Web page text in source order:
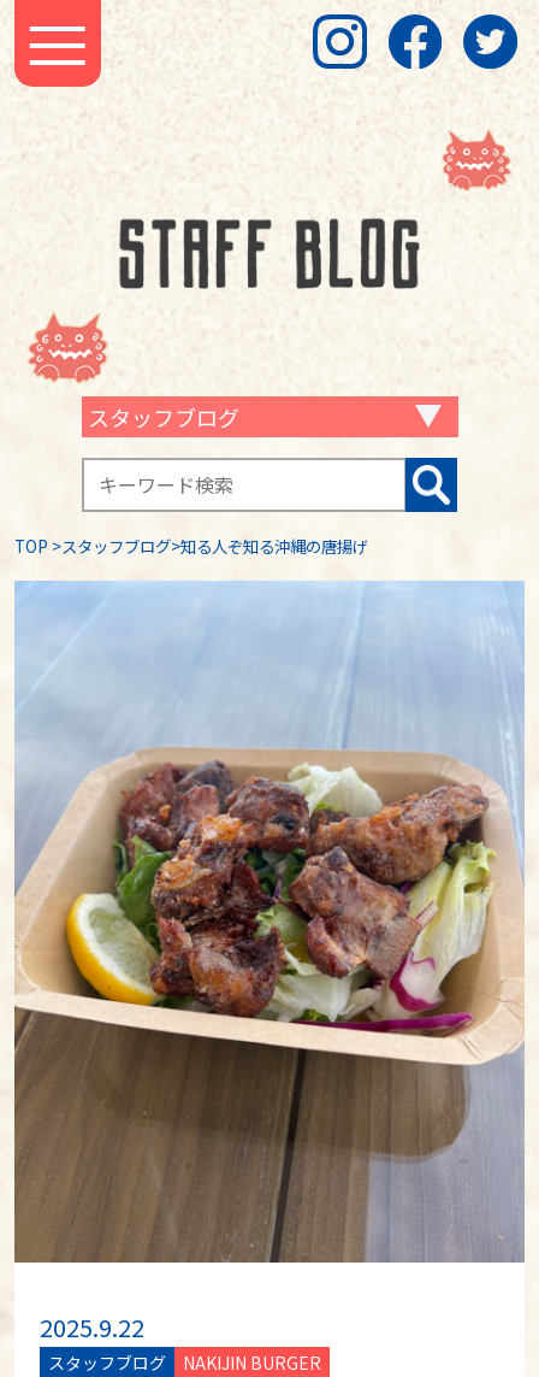
スタッフブログ
TOP >スタッフブログ>知る人ぞ知る沖縄の唐揚げ
2025.9.22
スタッフブログ NAKIJIN BURGER